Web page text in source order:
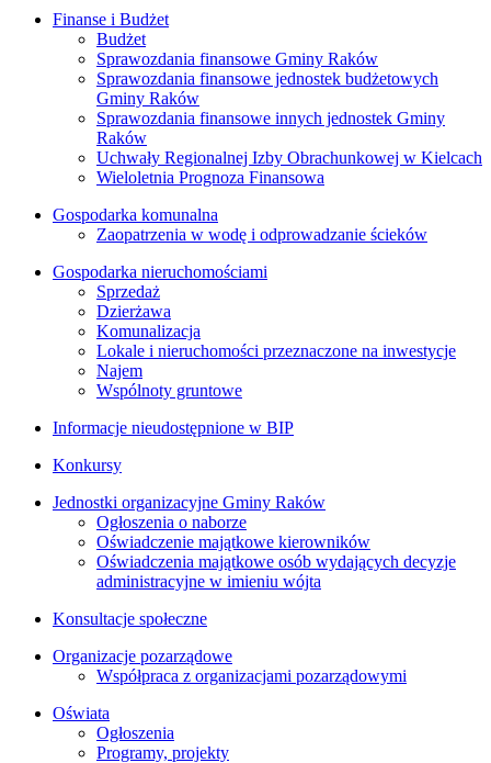
Finanse i Budżet
Budżet
Sprawozdania finansowe Gminy Raków
Sprawozdania finansowe jednostek budżetowych
Gminy Raków
Sprawozdania finansowe innych jednostek Gminy
Raków
Uchwały Regionalnej Izby Obrachunkowej w Kielcach
Wieloletnia Prognoza Finansowa
Gospodarka komunalna
Zaopatrzenia w wodę i odprowadzanie ścieków
Gospodarka nieruchomościami
Sprzedaż
Dzierżawa
Komunalizacja
Lokale i nieruchomości przeznaczone na inwestycje
Najem
Wspólnoty gruntowe
Informacje nieudostępnione w BIP
Konkursy
Jednostki organizacyjne Gminy Raków
Ogłoszenia o naborze
Oświadczenie majątkowe kierowników
Oświadczenia majątkowe osób wydających decyzje
administracyjne w imieniu wójta
Konsultacje społeczne
Organizacje pozarządowe
Współpraca z organizacjami pozarządowymi
Oświata
Ogłoszenia
Programy, projekty